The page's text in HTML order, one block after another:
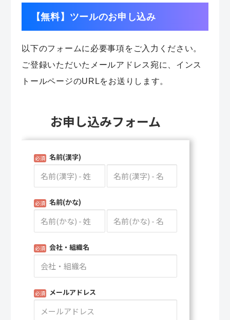
【無料】ツールのお申し込み
以下のフォームに必要事項をご入力ください。
ご登録いただいたメールアドレス宛に、インス
トールページのURLをお送りします。